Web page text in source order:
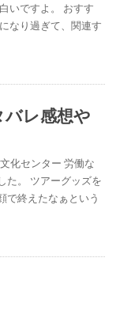
いですよ。 おすす
なり過ぎて、関連す
バレ感想や
化センター 労働な
た。 ツアーグッズを
で終えたなぁという